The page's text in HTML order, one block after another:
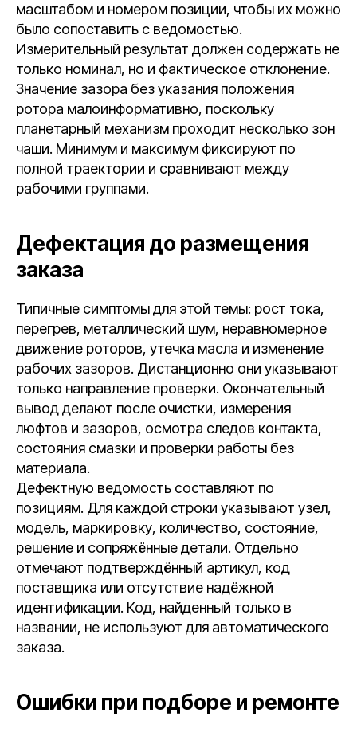
масштабом и номером позиции, чтобы их можно
было сопоставить с ведомостью.
Измерительный результат должен содержать не
только номинал, но и фактическое отклонение.
Значение зазора без указания положения
ротора малоинформативно, поскольку
планетарный механизм проходит несколько зон
чаши. Минимум и максимум фиксируют по
полной траектории и сравнивают между
рабочими группами.
Дефектация до размещения
заказа
Типичные симптомы для этой темы: рост тока,
перегрев, металлический шум, неравномерное
движение роторов, утечка масла и изменение
рабочих зазоров. Дистанционно они указывают
только направление проверки. Окончательный
вывод делают после очистки, измерения
люфтов и зазоров, осмотра следов контакта,
состояния смазки и проверки работы без
материала.
Дефектную ведомость составляют по
позициям. Для каждой строки указывают узел,
модель, маркировку, количество, состояние,
решение и сопряжённые детали. Отдельно
отмечают подтверждённый артикул, код
поставщика или отсутствие надёжной
идентификации. Код, найденный только в
названии, не используют для автоматического
заказа.
Ошибки при подборе и ремонте